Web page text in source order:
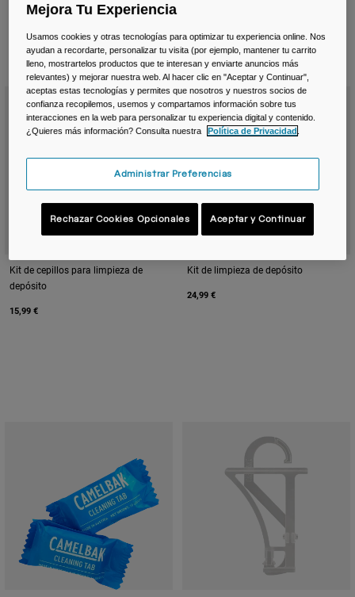
Botellas
Tazas y Vasos
Riñoneras
Bolsas Bici
Bolsas Hidratación
Esquí y snowboard
Viajar y estilo de vida
Nuestra misión
Partners
4 resultados Filtrar y Ordenar
Kit de cepillos para limpieza de
depósito
15,99 €
Kit de limpieza de depósito
24,99 €
Mejora Tu Experiencia
Usamos cookies y otras tecnologías para optimizar tu experiencia online. Nos
ayudan a recordarte, personalizar tu visita (por ejemplo, mantener tu carrito
lleno, mostrartelos productos que te interesan y enviarte anuncios más
relevantes) y mejorar nuestra web. Al hacer clic en "Aceptar y Continuar",
aceptas estas tecnologías y permites que nosotros y nuestros socios de
confianza recopilemos, usemos y compartamos información sobre tus
interacciones en la web para personalizar tu experiencia digital y contenido.
¿Quieres más información? Consulta nuestra
Política de Privacidad
Administrar Preferencias
Rechazar Cookies Opcionales Aceptar y Continuar